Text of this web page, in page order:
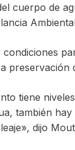
cuerpo de
tiene
también
dijo